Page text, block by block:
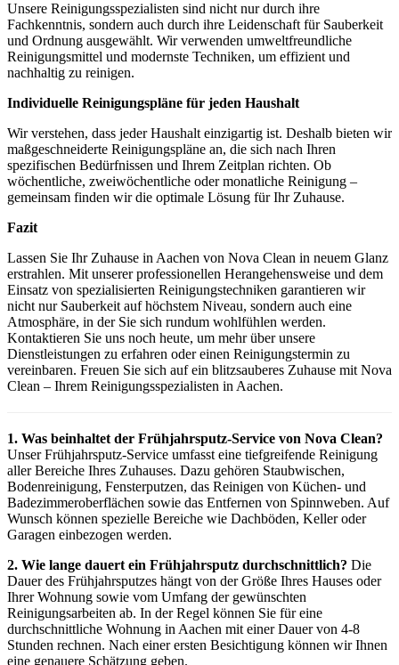
Unsere Reinigungsspezialisten sind nicht nur durch ihre
Fachkenntnis, sondern auch durch ihre Leidenschaft für Sauberkeit
und Ordnung ausgewählt. Wir verwenden umweltfreundliche
Reinigungsmittel und modernste Techniken, um effizient und
nachhaltig zu reinigen.
Individuelle Reinigungspläne für jeden Haushalt
Wir verstehen, dass jeder Haushalt einzigartig ist. Deshalb bieten wir
maßgeschneiderte Reinigungspläne an, die sich nach Ihren
spezifischen Bedürfnissen und Ihrem Zeitplan richten. Ob
wöchentliche, zweiwöchentliche oder monatliche Reinigung –
gemeinsam finden wir die optimale Lösung für Ihr Zuhause.
Fazit
Lassen Sie Ihr Zuhause in Aachen von Nova Clean in neuem Glanz
erstrahlen. Mit unserer professionellen Herangehensweise und dem
Einsatz von spezialisierten Reinigungstechniken garantieren wir
nicht nur Sauberkeit auf höchstem Niveau, sondern auch eine
Atmosphäre, in der Sie sich rundum wohlfühlen werden.
Kontaktieren Sie uns noch heute, um mehr über unsere
Dienstleistungen zu erfahren oder einen Reinigungstermin zu
vereinbaren. Freuen Sie sich auf ein blitzsauberes Zuhause mit Nova
Clean – Ihrem Reinigungsspezialisten in Aachen.
1. Was beinhaltet der Frühjahrsputz-Service von Nova Clean?
Unser Frühjahrsputz-Service umfasst eine tiefgreifende Reinigung
aller Bereiche Ihres Zuhauses. Dazu gehören Staubwischen,
Bodenreinigung, Fensterputzen, das Reinigen von Küchen- und
Badezimmeroberflächen sowie das Entfernen von Spinnweben. Auf
Wunsch können spezielle Bereiche wie Dachböden, Keller oder
Garagen einbezogen werden.
2. Wie lange dauert ein Frühjahrsputz durchschnittlich? Die
Dauer des Frühjahrsputzes hängt von der Größe Ihres Hauses oder
Ihrer Wohnung sowie vom Umfang der gewünschten
Reinigungsarbeiten ab. In der Regel können Sie für eine
durchschnittliche Wohnung in Aachen mit einer Dauer von 4-8
Stunden rechnen. Nach einer ersten Besichtigung können wir Ihnen
eine genauere Schätzung geben.